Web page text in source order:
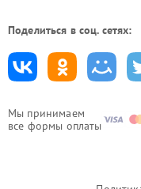
Мы принимаем
все формы оплаты
Поделиться в соц. сетях: